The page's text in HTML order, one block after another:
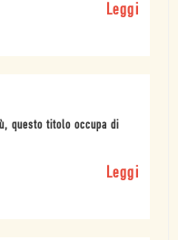
Leggi
questo titolo occupa di
Leggi